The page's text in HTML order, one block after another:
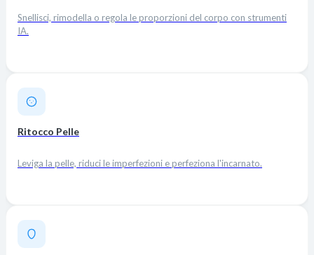
Snellisci, rimodella o regola le proporzioni del corpo con strumenti
IA.
Ritocco Pelle
Leviga la pelle, riduci le imperfezioni e perfeziona l'incarnato.